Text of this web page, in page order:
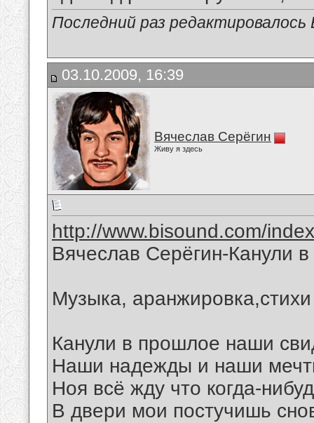
Последний раз
03.10.2009, 16:39
Вячеслав Серёгин
Живу я здесь
http://www.bisound.com/
Вячеслав Серёгин-Канули
Музыка,
Канули в прошлое наши
Наши надежды и наши
Ноя всё жду что когда-
В двери мои постучишь